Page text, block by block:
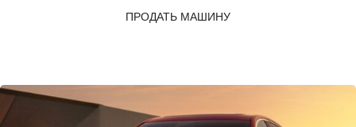
ПРОДАТЬ МАШИНУ